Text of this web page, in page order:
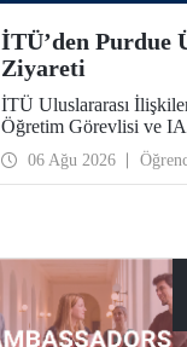
İTÜ’den Purdue
Ziyareti
İTÜ Uluslararası
Öğretim Görevlisi ve
Sorumlusu Cahit Okan,
birliğini geliştirmek
tarihlerinde ABD’de
06 Ağu 2026